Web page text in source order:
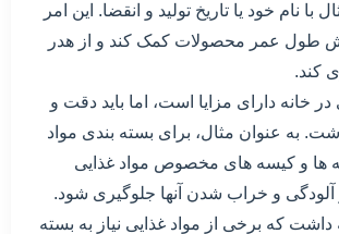
با نام خود یا تاریخ تولید و انقضا. این امر
طول عمر محصولات کمک کند و از هدر
کند.
خانه دارای مزایا است، اما باید دقت و
به عنوان مثال، برای بسته بندی مواد
ها و کیسه های مخصوص مواد غذایی
آلودگی و خراب شدن آنها جلوگیری شود.
داشت که برخی از مواد غذایی نیاز به بسته